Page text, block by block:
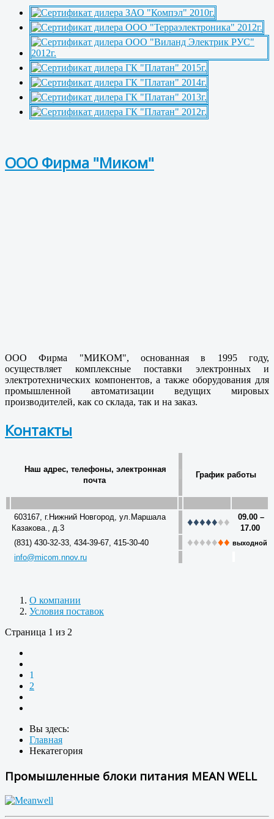
ООО Фирма "Миком"
ООО Фирма "МИКОМ", основанная в 1995 году,
осуществляет комплексные поставки электронных и
электротехнических компонентов, а также оборудования для
промышленной автоматизации ведущих мировых
производителей, как со склада, так и на заказ.
Контакты
Наш адрес, телефоны, электронная
почта
График работы
603167, г.Нижний Новгород, ул.Маршала
Казакова., д.3
♦♦♦♦♦♦♦
09.00 –
17.00
(831) 430-32-33, 434-39-67, 415-30-40
♦♦♦♦♦♦♦ выходной
info@micom.nnov.ru
О компании
Условия поставок
Страница 1 из 2
1
2
Вы здесь:
Главная
Некатегория
Промышленные блоки питания MEAN WELL